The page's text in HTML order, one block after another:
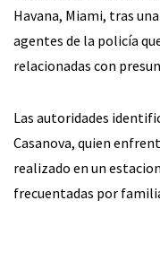
Havana, Miami, tras
agentes de la policía
relacionadas con
Las autoridades
Casanova, quien
realizado en un
frecuentadas por